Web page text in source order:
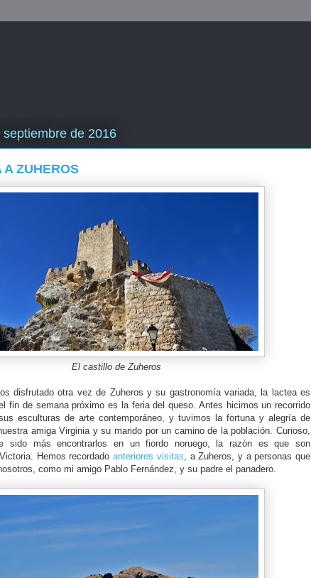
de 2016
A ZUHEROS
El castillo de Zuheros
disfrutado otra vez de Zuheros y su gastronomía variada, la lactea es
fin de semana próximo es la feria del queso. Antes hicimos un recorrido
esculturas de arte contemporáneo, y tuvimos la fortuna y alegría de
amiga Virginia y su marido por un camino de la población. Curioso,
sido más encontrarlos en un fiordo noruego, la razón es que son
Hemos recordadoanteriores visitas, a Zuheros, y a personas que
como mi amigo Pablo Fernández, y su padre el panadero.